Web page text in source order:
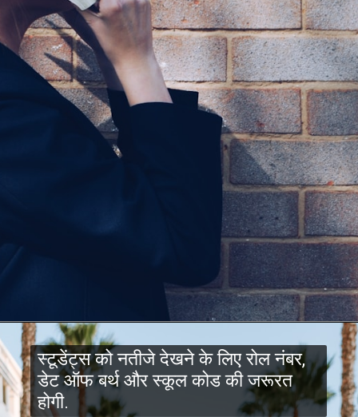
स्टूडेंट्स को नतीजे देखने के लिए रोल नंबर,
डेट ऑफ बर्थ और स्कूल कोड की जरूरत
होगी.